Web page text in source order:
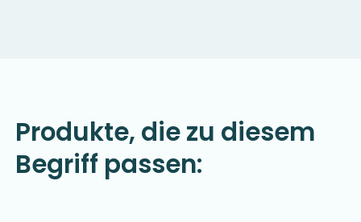
Produkte, die zu diesem
Begriff passen: